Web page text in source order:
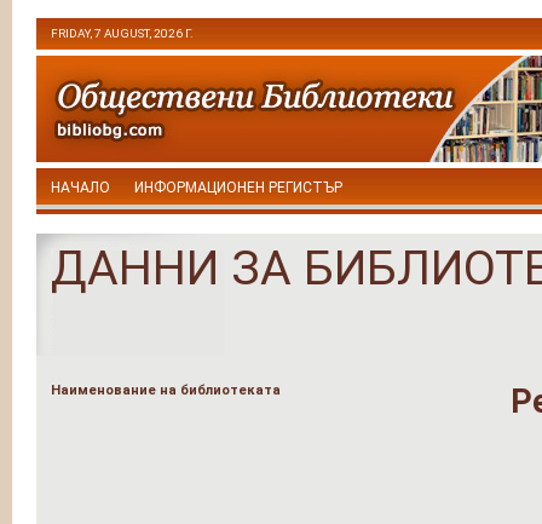
FRIDAY, 7 AUGUST, 2026 Г.
НАЧАЛО ИНФОРМАЦИОНЕН РЕГИСТЪР
ДАННИ ЗА
Наименование на библиотеката